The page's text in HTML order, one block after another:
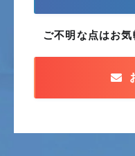
ご不明な点はお気